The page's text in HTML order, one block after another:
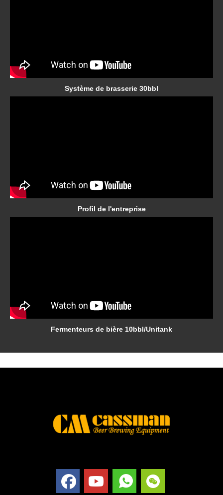
Système de brasserie 30bbl
Profil de l'entreprise
Fermenteurs de bière 10bbl/Unitank